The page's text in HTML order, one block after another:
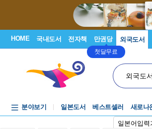
HOME 국내도서 전자책 만권당
첫달무료
외국도서
외국도
일본어입력
분야보기 일본도서 베스트셀러 새로나